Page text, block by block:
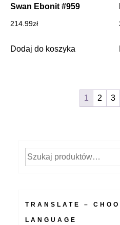
Swan Ebonit #959
214.99zł
Dodaj do koszyka
1 2 3
Szukaj:
TRANSLATE –
LANGUAGE